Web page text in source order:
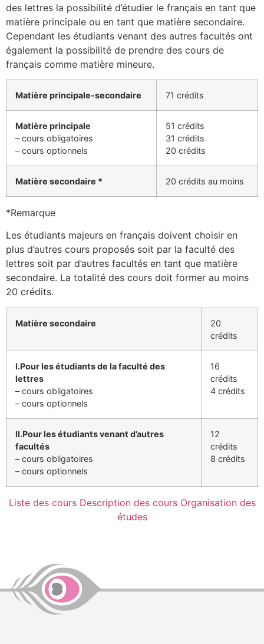
des lettres la possibilité d’étudier le français en tant que
matière principale ou en tant que matière secondaire.
Cependant les étudiants venant des autres facultés ont
également la possibilité de prendre des cours de
français comme matière mineure.
Matière principale-secondaire 71 crédits
Matière principale
– cours obligatoires
– cours optionnels
51 crédits
31 crédits
20 crédits
Matière secondaire * 20 crédits au moins
*Remarque
Les étudiants majeurs en français doivent choisir en
plus d’autres cours proposés soit par la faculté des
lettres soit par d’autres facultés en tant que matière
secondaire. La totalité des cours doit former au moins
20 crédits.
Matière secondaire
20
crédits
I.Pour les étudiants de la faculté des
lettres
– cours obligatoires
– cours optionnels
16
crédits
4 crédits
II.Pour les étudiants venant d’autres
facultés
– cours obligatoires
– cours optionnels
12
crédits
8 crédits
Liste des cours Description des cours Organisation des
études